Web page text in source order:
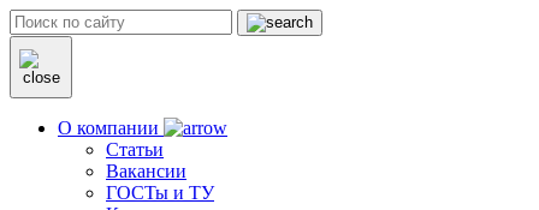
О компании
Статьи
Вакансии
ГОСТы и ТУ